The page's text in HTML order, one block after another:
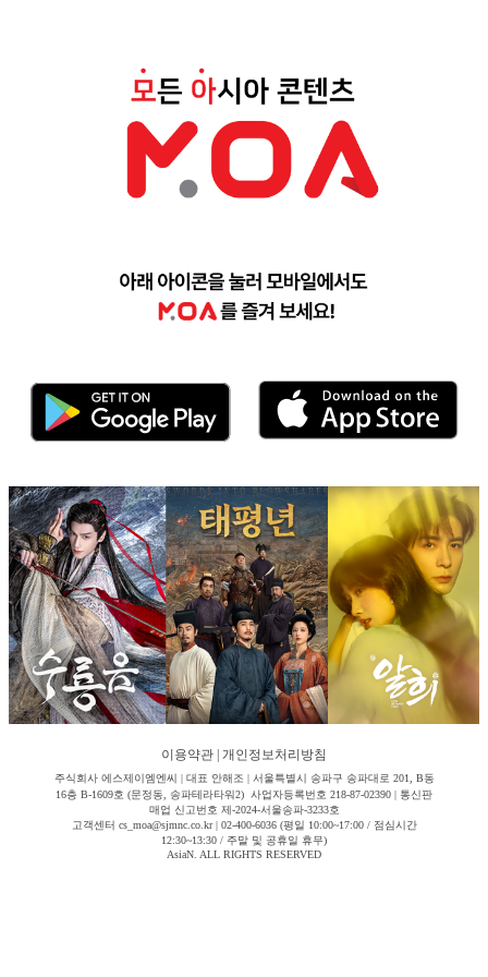
이용약관 개인정보처리방침
주식회사 에스제이엠엔씨 | 대표 안해조 | 서울특별시 송파구 송파대로 201, B동
16층 B-1609호 (문정동, 송파테라타워2) 사업자등록번호 218-87-02390 | 통신판
매업 신고번호 제-2024-서울송파-3233호
고객센터 cs_moa@sjmnc.co.kr | 02-400-6036 (평일 10:00~17:00 / 점심시간
12:30~13:30 / 주말 및 공휴일 휴무)
AsiaN. ALL RIGHTS RESERVED